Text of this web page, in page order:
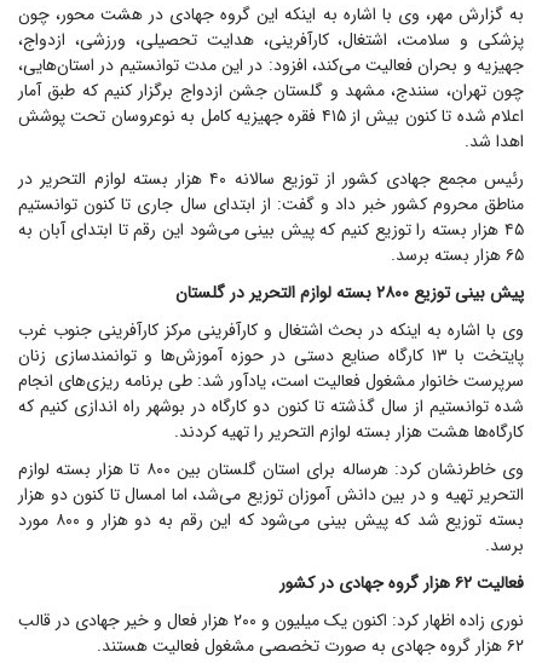
به گزارش مهر، وی با اشاره به اینکه این گروه جهادی در هشت محور، چون
پزشکی و سلامت، اشتغال، کارآفرینی، هدایت تحصیلی، ورزشی، ازدواج،
جهیزیه و بحران فعالیت می‌کند، افزود: در این مدت توانستیم در استان‌هایی،
چون تهران، سنندج، مشهد و گلستان جشن ازدواج برگزار کنیم که طبق آمار
اعلام شده تا کنون بیش از ۴۱۵ فقره جهیزیه کامل به نوعروسان تحت پوشش
اهدا شد.
رئیس مجمع جهادی کشور از توزیع سالانه ۴۰ هزار بسته لوازم التحریر در
مناطق محروم کشور خبر داد و گفت: از ابتدای سال جاری تا کنون توانستیم
۴۵ هزار بسته را توزیع کنیم که پیش بینی می‌شود این رقم تا ابتدای آبان به
۶۵ هزار بسته برسد.
پیش بینی توزیع ۲۸۰۰ بسته لوازم التحریر در گلستان
وی با اشاره به اینکه در بحث اشتغال و کارآفرینی مرکز کارآفرینی جنوب غرب
پایتخت با ۱۳ کارگاه صنایع دستی در حوزه آموزش‌ها و توانمندسازی زنان
سرپرست خانوار مشغول فعالیت است، یادآور شد: طی برنامه ریزی‌های انجام
شده توانستیم از سال گذشته تا کنون دو کارگاه در بوشهر راه اندازی کنیم که
کارگاه‌ها هشت هزار بسته لوازم التحریر را تهیه کردند.
وی خاطرنشان کرد: هرساله برای استان گلستان بین ۸۰۰ تا هزار بسته لوازم
التحریر تهیه و در بین دانش آموزان توزیع می‌شد، اما امسال تا کنون دو هزار
بسته توزیع شد که پیش بینی می‌شود که این رقم به دو هزار و ۸۰۰ مورد
برسد.
فعالیت ۶۲ هزار گروه جهادی در کشور
نوری زاده اظهار کرد: اکنون یک میلیون و ۲۰۰ هزار فعال و خیر جهادی در قالب
۶۲ هزار گروه جهادی به صورت تخصصی مشغول فعالیت هستند.